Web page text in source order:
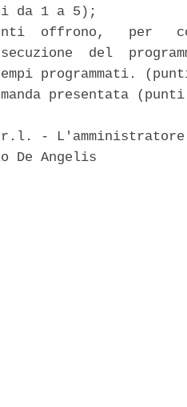
da 1 a 5);
offrono,   per
del
programmati.
presentata
-
De Angelis